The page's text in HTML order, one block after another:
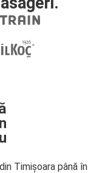
Timișoara până în